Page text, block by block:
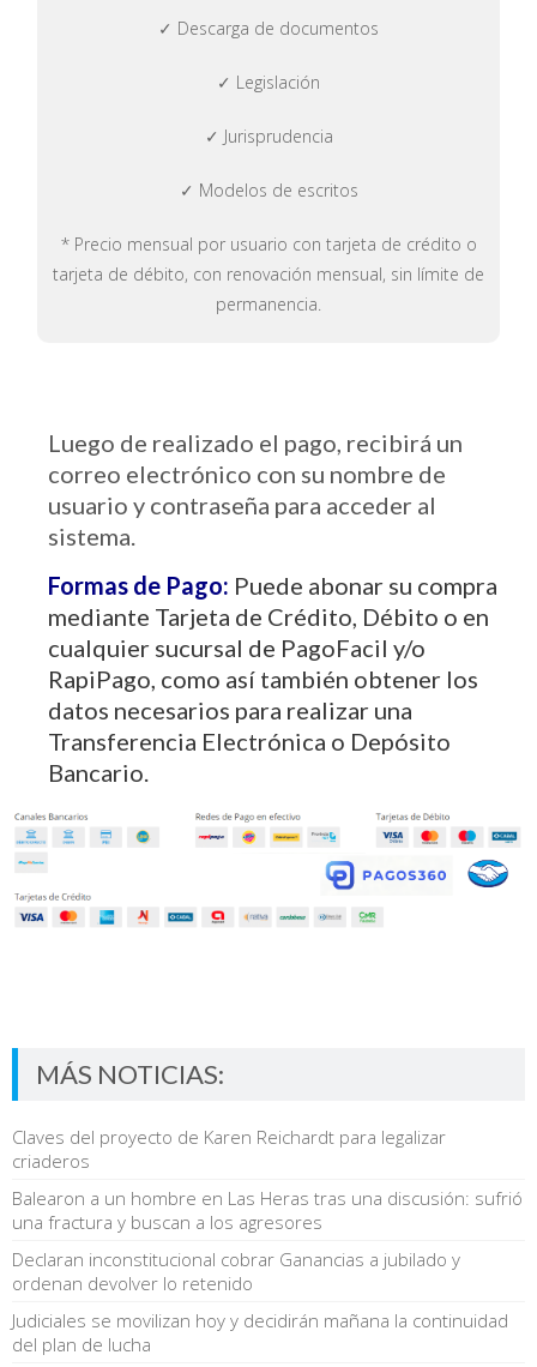
✓ Descarga de documentos
✓ Legislación
✓ Jurisprudencia
✓ Modelos de escritos
* Precio mensual por usuario con tarjeta de crédito o
tarjeta de débito, con renovación mensual, sin límite de
permanencia.
Luego de realizado el pago, recibirá un
correo electrónico con su nombre de
usuario y contraseña para acceder al
sistema.
Formas de Pago: Puede abonar su compra
mediante Tarjeta de Crédito, Débito o en
cualquier sucursal de PagoFacil y/o
RapiPago, como así también obtener los
datos necesarios para realizar una
Transferencia Electrónica o Depósito
Bancario.
MÁS NOTICIAS:
Claves del proyecto de Karen Reichardt para legalizar
criaderos
Balearon a un hombre en Las Heras tras una discusión: sufrió
una fractura y buscan a los agresores
Declaran inconstitucional cobrar Ganancias a jubilado y
ordenan devolver lo retenido
Judiciales se movilizan hoy y decidirán mañana la continuidad
del plan de lucha